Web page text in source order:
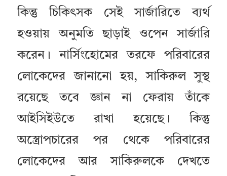
কিন্তু চিকিৎসক সেই সার্জারিতে ব্যর্থ
হওয়ায় অনুমতি ছাড়াই ওপেন সার্জারি
করেন। নার্সিংহোমের তরফে পরিবারের
লোকেদের জানানো হয়, সাকিরুল সুস্থ
রয়েছে তবে জ্ঞান না ফেরায় তাঁকে
আইসিইউতে রাখা হয়েছে। কিন্তু
অস্ত্রোপচারের পর থেকে পরিবারের
লোকেদের আর সাকিরুলকে দেখতে